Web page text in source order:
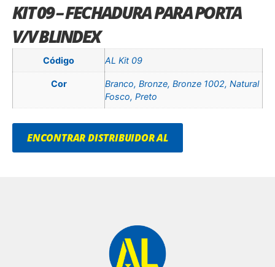
KIT 09 – FECHADURA PARA PORTA
V/V BLINDEX
Código AL Kit 09
Cor
Branco, Bronze, Bronze 1002, Natural
Fosco, Preto
ENCONTRAR DISTRIBUIDOR AL